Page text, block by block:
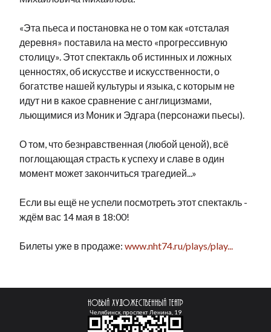
«Эта пьеса и постановка не о том как «отсталая
деревня» поставила на место «прогрессивную
столицу». Этот спектакль об истинных и ложных
ценностях, об искусстве и искусственности, о
богатстве нашей культуры и языка, с которым не
идут ни в какое сравнение с англицизмами,
льющимися из Моник и Эдгара (персонажи пьесы).
О том, что безнравственная (любой ценой), всё
поглощающая страсть к успеху и славе в один
момент может закончиться трагедией...»
Если вы ещё не успели посмотреть этот спектакль -
ждём вас 14 мая в 18:00!
Билеты уже в продаже: www.nht74.ru/plays/play...
Новый Художественный театр
Челябинск, проспект Ленина, 19